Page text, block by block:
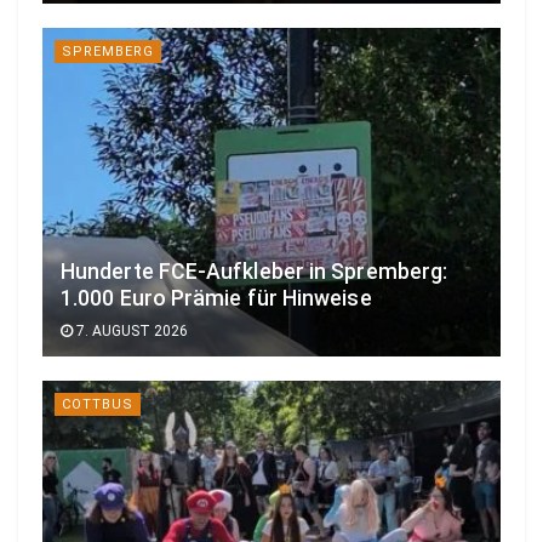
SPREMBERG
Hunderte FCE-Aufkleber in Spremberg:
1.000 Euro Prämie für Hinweise
7. AUGUST 2026
COTTBUS